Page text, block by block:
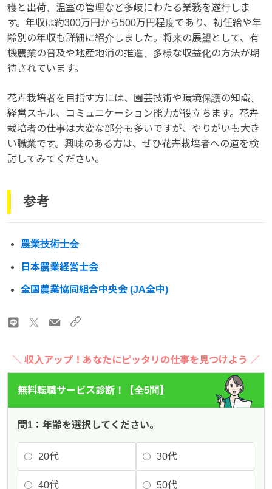
穫と出荷、温室の管理など多岐にわたる業務を遂行しま
す。年収は約300万円から500万円程度であり、初任給や年
齢別の年収も詳細に紹介しました。将来の展望として、有
機農業の普及や地産地消の推進、多様な収益化の方法が期
待されています。
花卉栽培者を目指す方には、園芸技術や環境保護の知識、
経営スキル、コミュニケーション能力が役立ちます。花卉
栽培者の仕事は大変な部分も多いですが、やりがいも大き
い職業です。興味のある方は、ぜひ花卉栽培者への道を検
討してみてください。
参考
農業技術士会
日本農業経営士会
全国農業協同組合中央会 (JA全中)
＼ 収入アップ！あなたにピッタリの仕事を見つけよう ／
無料転職サービス診断！【全5問】
問1：年齢を選択してください。
20代 30代
40代 50代